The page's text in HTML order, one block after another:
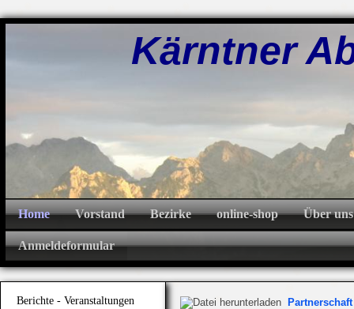
Kärntner
Home Vorstand Bezirke online-shop Über uns
Anmeldeformular
Berichte - Veranstaltungen